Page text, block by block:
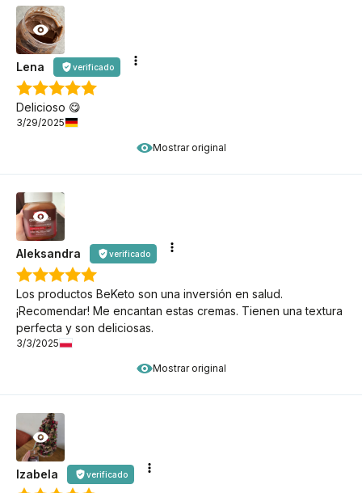
Mostrar original
Lena verificado
Delicioso 😋
3/29/2025
Mostrar original
Aleksandra verificado
Los productos BeKeto son una inversión en salud.
¡Recomendar! Me encantan estas cremas. Tienen una textura
perfecta y son deliciosas.
3/3/2025
Izabela verificado